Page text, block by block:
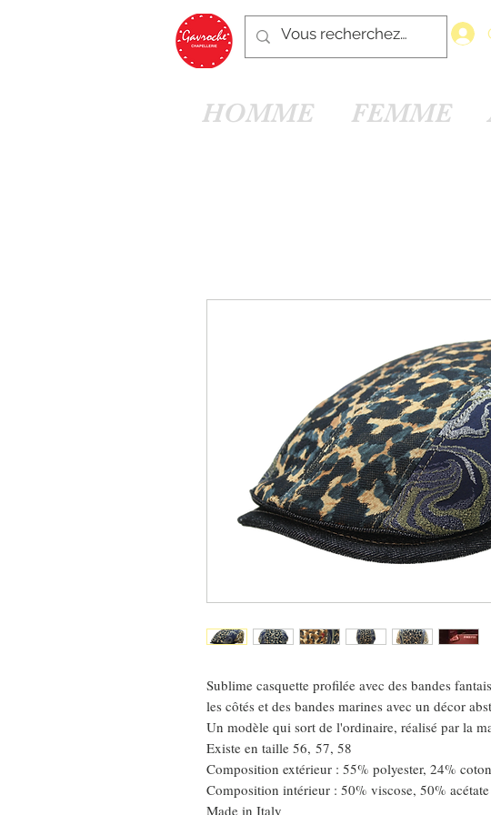
HOMME FEMME
Sublime casquette profilée avec des bandes
les côtés et des bandes marines avec un décor
Un modèle qui sort de l'ordinaire, réalisé par la
Existe en taille 56, 57, 58
Composition extérieur : 55% polyester, 24%
Composition intérieur : 50% viscose, 50% acétate
Made in Italy